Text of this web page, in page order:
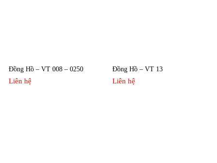
Đồng Hồ – VT 008 – 0250
Liên hệ
Đồng Hồ – VT 13
Liên hệ